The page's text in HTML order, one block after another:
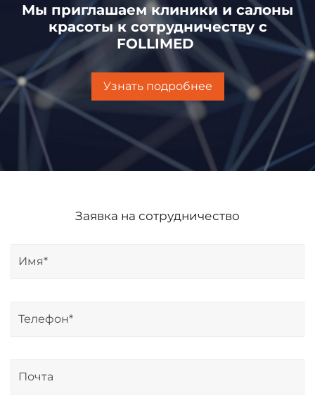
Мы приглашаем клиники и салоны
красоты к сотрудничеству с
FOLLIMED
Узнать подробнее
Заявка на сотрудничество